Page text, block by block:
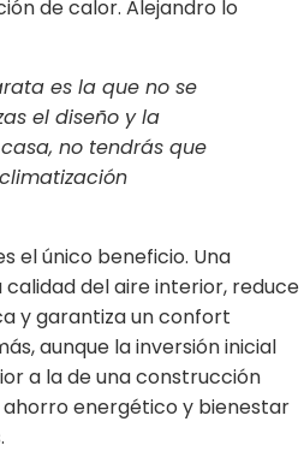
de calor. Alejandro lo
es la que no se
el diseño y la
no tendrás que
el único beneficio. Una
del aire interior, reduce
y garantiza un confort
aunque la inversión inicial
a la de una construcción
energético y bienestar